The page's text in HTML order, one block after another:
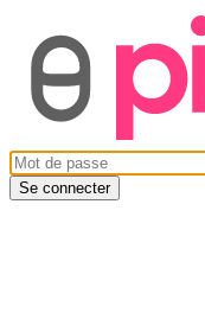
Se connecter